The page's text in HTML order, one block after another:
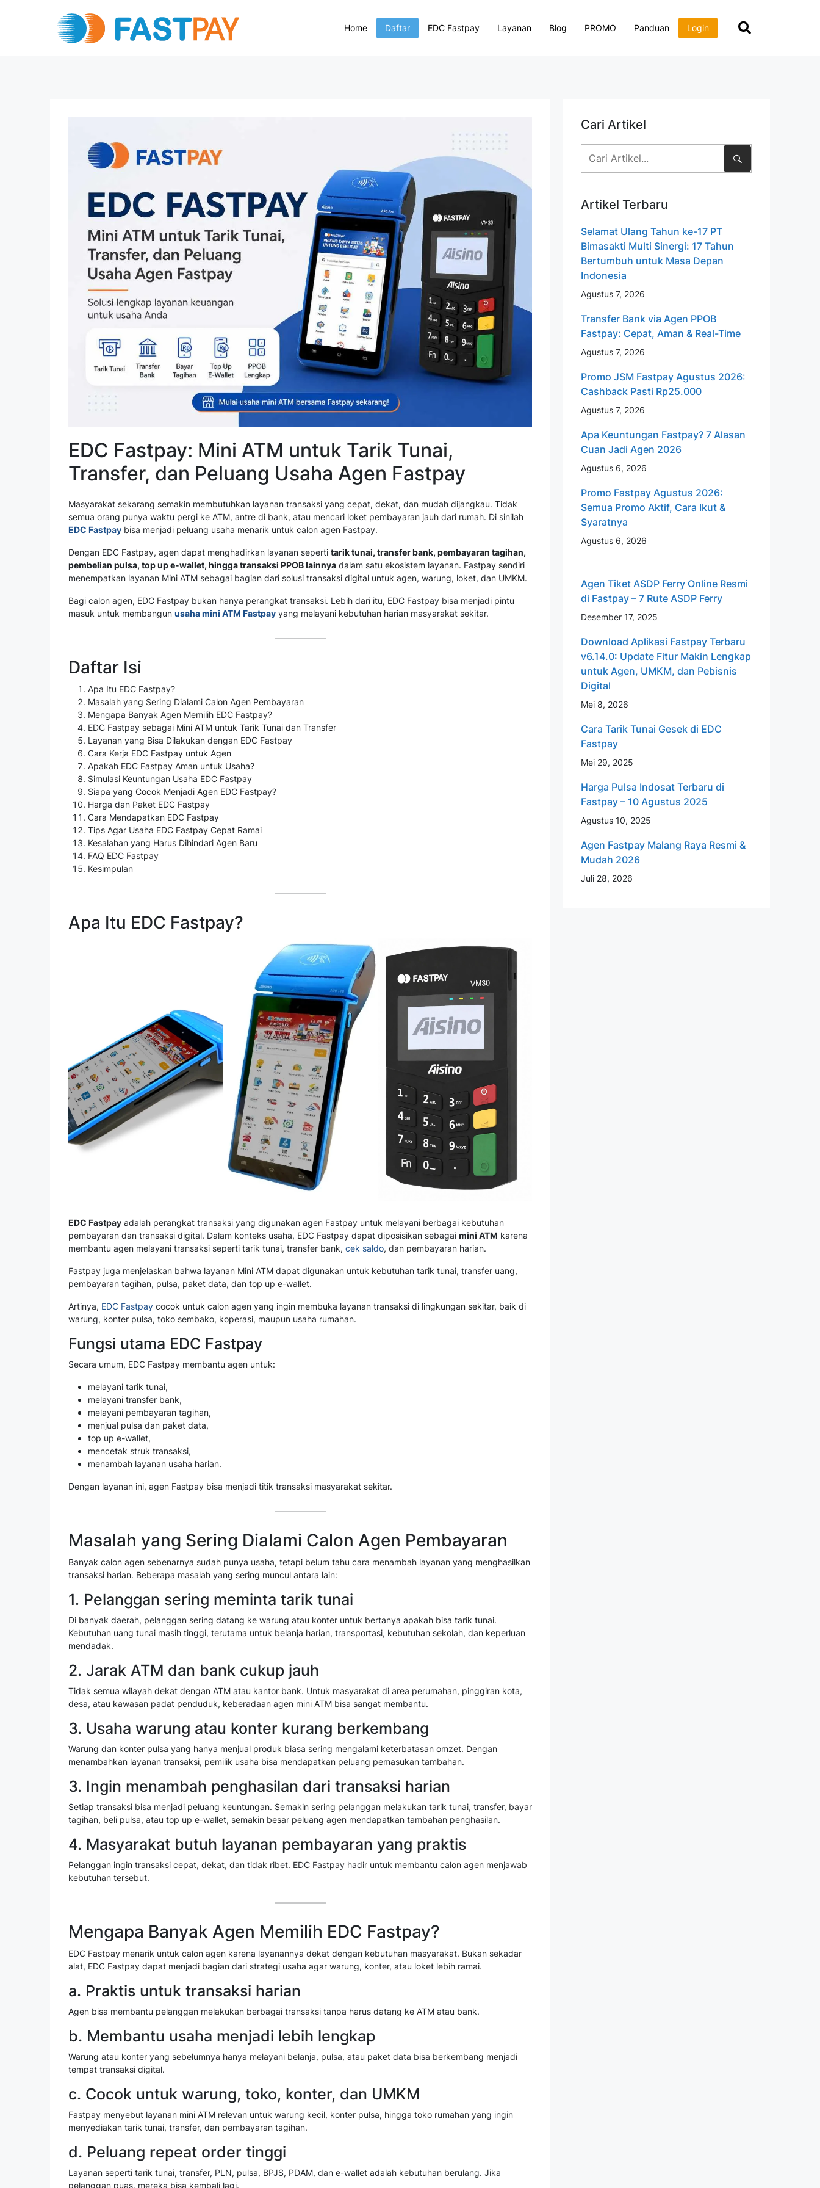
Home Daftar EDC Fastpay Layanan Blog PROMO Panduan Login
EDC Fastpay: Mini ATM untuk Tarik Tunai,
Transfer, dan Peluang Usaha Agen Fastpay
Masyarakat sekarang semakin membutuhkan layanan transaksi yang cepat, dekat, dan mudah dijangkau. Tidak
semua orang punya waktu pergi ke ATM, antre di bank, atau mencari loket pembayaran jauh dari rumah. Di sinilah
EDC Fastpay bisa menjadi peluang usaha menarik untuk calon agen Fastpay.
Dengan EDC Fastpay, agen dapat menghadirkan layanan seperti tarik tunai, transfer bank, pembayaran tagihan,
pembelian pulsa, top up e-wallet, hingga transaksi PPOB lainnya dalam satu ekosistem layanan. Fastpay sendiri
menempatkan layanan Mini ATM sebagai bagian dari solusi transaksi digital untuk agen, warung, loket, dan UMKM.
Bagi calon agen, EDC Fastpay bukan hanya perangkat transaksi. Lebih dari itu, EDC Fastpay bisa menjadi pintu
masuk untuk membangun usaha mini ATM Fastpay yang melayani kebutuhan harian masyarakat sekitar.
Daftar Isi
Apa Itu EDC Fastpay?
Masalah yang Sering Dialami Calon Agen Pembayaran
Mengapa Banyak Agen Memilih EDC Fastpay?
EDC Fastpay sebagai Mini ATM untuk Tarik Tunai dan Transfer
Layanan yang Bisa Dilakukan dengan EDC Fastpay
Cara Kerja EDC Fastpay untuk Agen
Apakah EDC Fastpay Aman untuk Usaha?
Simulasi Keuntungan Usaha EDC Fastpay
Siapa yang Cocok Menjadi Agen EDC Fastpay?
Harga dan Paket EDC Fastpay
Cara Mendapatkan EDC Fastpay
Tips Agar Usaha EDC Fastpay Cepat Ramai
Kesalahan yang Harus Dihindari Agen Baru
FAQ EDC Fastpay
Kesimpulan
Apa Itu EDC Fastpay?
EDC Fastpay adalah perangkat transaksi yang digunakan agen Fastpay untuk melayani berbagai kebutuhan
pembayaran dan transaksi digital. Dalam konteks usaha, EDC Fastpay dapat diposisikan sebagai mini ATM karena
membantu agen melayani transaksi seperti tarik tunai, transfer bank, cek saldo, dan pembayaran harian.
Fastpay juga menjelaskan bahwa layanan Mini ATM dapat digunakan untuk kebutuhan tarik tunai, transfer uang,
pembayaran tagihan, pulsa, paket data, dan top up e-wallet.
Artinya, EDC Fastpay cocok untuk calon agen yang ingin membuka layanan transaksi di lingkungan sekitar, baik di
warung, konter pulsa, toko sembako, koperasi, maupun usaha rumahan.
Fungsi utama EDC Fastpay
Secara umum, EDC Fastpay membantu agen untuk:
melayani tarik tunai,
melayani transfer bank,
melayani pembayaran tagihan,
menjual pulsa dan paket data,
top up e-wallet,
mencetak struk transaksi,
menambah layanan usaha harian.
Dengan layanan ini, agen Fastpay bisa menjadi titik transaksi masyarakat sekitar.
Masalah yang Sering Dialami Calon Agen Pembayaran
Banyak calon agen sebenarnya sudah punya usaha, tetapi belum tahu cara menambah layanan yang menghasilkan
transaksi harian. Beberapa masalah yang sering muncul antara lain:
1. Pelanggan sering meminta tarik tunai
Di banyak daerah, pelanggan sering datang ke warung atau konter untuk bertanya apakah bisa tarik tunai.
Kebutuhan uang tunai masih tinggi, terutama untuk belanja harian, transportasi, kebutuhan sekolah, dan keperluan
mendadak.
2. Jarak ATM dan bank cukup jauh
Tidak semua wilayah dekat dengan ATM atau kantor bank. Untuk masyarakat di area perumahan, pinggiran kota,
desa, atau kawasan padat penduduk, keberadaan agen mini ATM bisa sangat membantu.
3. Usaha warung atau konter kurang berkembang
Warung dan konter pulsa yang hanya menjual produk biasa sering mengalami keterbatasan omzet. Dengan
menambahkan layanan transaksi, pemilik usaha bisa mendapatkan peluang pemasukan tambahan.
3. Ingin menambah penghasilan dari transaksi harian
Setiap transaksi bisa menjadi peluang keuntungan. Semakin sering pelanggan melakukan tarik tunai, transfer, bayar
tagihan, beli pulsa, atau top up e-wallet, semakin besar peluang agen mendapatkan tambahan penghasilan.
4. Masyarakat butuh layanan pembayaran yang praktis
Pelanggan ingin transaksi cepat, dekat, dan tidak ribet. EDC Fastpay hadir untuk membantu calon agen menjawab
kebutuhan tersebut.
Mengapa Banyak Agen Memilih EDC Fastpay?
EDC Fastpay menarik untuk calon agen karena layanannya dekat dengan kebutuhan masyarakat. Bukan sekadar
alat, EDC Fastpay dapat menjadi bagian dari strategi usaha agar warung, konter, atau loket lebih ramai.
a. Praktis untuk transaksi harian
Agen bisa membantu pelanggan melakukan berbagai transaksi tanpa harus datang ke ATM atau bank.
b. Membantu usaha menjadi lebih lengkap
Warung atau konter yang sebelumnya hanya melayani belanja, pulsa, atau paket data bisa berkembang menjadi
tempat transaksi digital.
c. Cocok untuk warung, toko, konter, dan UMKM
Fastpay menyebut layanan mini ATM relevan untuk warung kecil, konter pulsa, hingga toko rumahan yang ingin
menyediakan tarik tunai, transfer, dan pembayaran tagihan.
d. Peluang repeat order tinggi
Layanan seperti tarik tunai, transfer, PLN, pulsa, BPJS, PDAM, dan e-wallet adalah kebutuhan berulang. Jika
pelanggan puas, mereka bisa kembali lagi.
Cari Artikel
Artikel Terbaru
Selamat Ulang Tahun ke-17 PT
Bimasakti Multi Sinergi: 17 Tahun
Bertumbuh untuk Masa Depan
Indonesia
Agustus 7, 2026
Transfer Bank via Agen PPOB
Fastpay: Cepat, Aman & Real-Time
Agustus 7, 2026
Promo JSM Fastpay Agustus 2026:
Cashback Pasti Rp25.000
Agustus 7, 2026
Apa Keuntungan Fastpay? 7 Alasan
Cuan Jadi Agen 2026
Agustus 6, 2026
Promo Fastpay Agustus 2026:
Semua Promo Aktif, Cara Ikut &
Syaratnya
Agustus 6, 2026
Agen Tiket ASDP Ferry Online Resmi
di Fastpay – 7 Rute ASDP Ferry
Desember 17, 2025
Download Aplikasi Fastpay Terbaru
v6.14.0: Update Fitur Makin Lengkap
untuk Agen, UMKM, dan Pebisnis
Digital
Mei 8, 2026
Cara Tarik Tunai Gesek di EDC
Fastpay
Mei 29, 2025
Harga Pulsa Indosat Terbaru di
Fastpay – 10 Agustus 2025
Agustus 10, 2025
Agen Fastpay Malang Raya Resmi &
Mudah 2026
Juli 28, 2026